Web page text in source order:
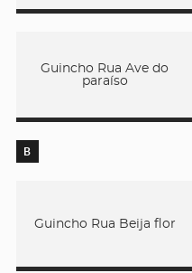
Guincho Rua Ave do
paraíso
B
Guincho Rua Beija flor